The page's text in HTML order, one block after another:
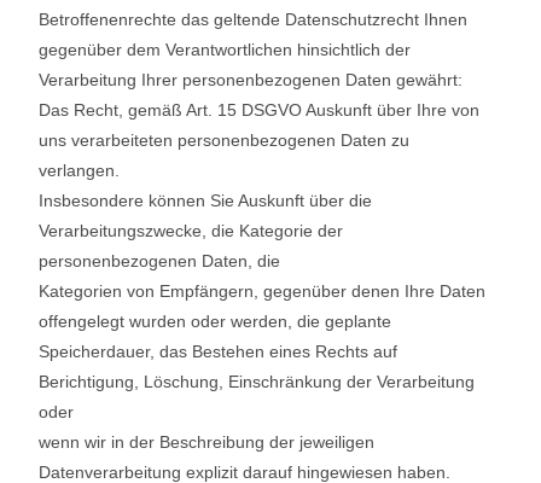
Betroffenenrechte das geltende Datenschutzrecht Ihnen
gegenüber dem Verantwortlichen hinsichtlich der
Verarbeitung Ihrer personenbezogenen Daten gewährt:
Das Recht, gemäß Art. 15 DSGVO Auskunft über Ihre von
uns verarbeiteten personenbezogenen Daten zu
verlangen.
Insbesondere können Sie Auskunft über die
Verarbeitungszwecke, die Kategorie der
personenbezogenen Daten, die
Kategorien von Empfängern, gegenüber denen Ihre Daten
offengelegt wurden oder werden, die geplante
Speicherdauer, das Bestehen eines Rechts auf
Berichtigung, Löschung, Einschränkung der Verarbeitung
oder
wenn wir in der Beschreibung der jeweiligen
Datenverarbeitung explizit darauf hingewiesen haben.